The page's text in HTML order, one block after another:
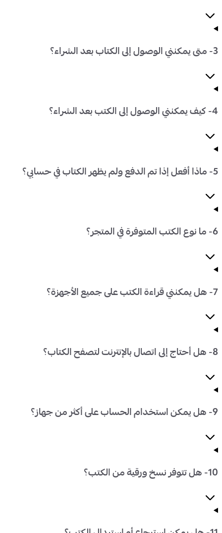
3- متى يمكنني الوصول إلى الكتاب بعد الشراء؟
4- كيف يمكنني الوصول إلى الكتب بعد الشراء؟
5- ماذا أفعل إذا تم الدفع ولم يظهر الكتاب في حسابي؟
6- ما نوع الكتب المتوفرة في المتجر؟
7- هل يمكنني قراءة الكتب على جميع الأجهزة؟
8- هل أحتاج إلى اتصال بالإنترنت لتصفح الكتاب؟
9- هل يمكن استخدام الحساب على أكثر من جهاز؟
10- هل تتوفر نسخ ورقية من الكتب؟